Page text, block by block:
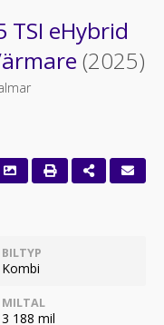
TSI eHybrid
(2025)
BILTYP
Kombi
MILTAL
3 188 mil